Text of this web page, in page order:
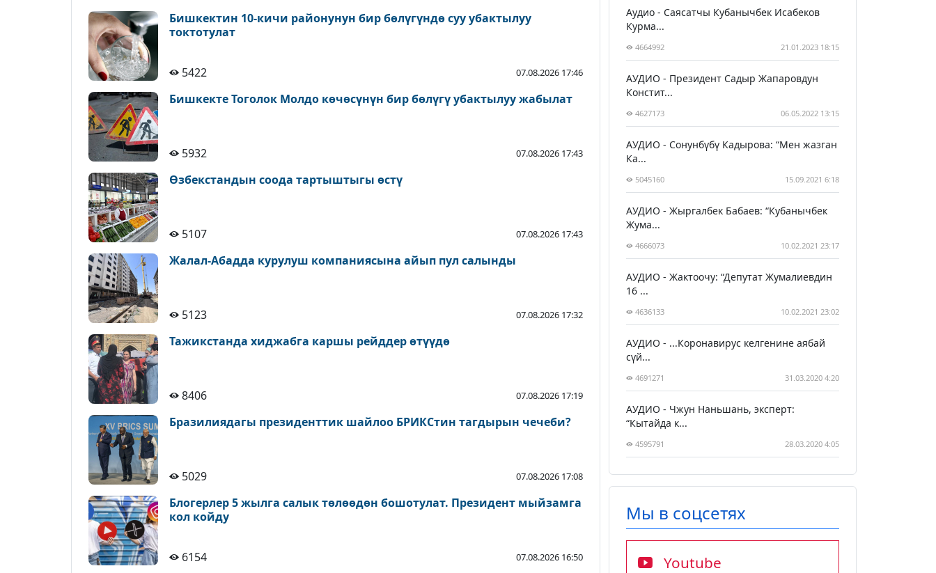
Бишкектин 10-кичи районунун бир бөлүгүндө суу убактылуу
токтотулат
5422 07.08.2026 17:46
Бишкекте Тоголок Молдо көчөсүнүн бир бөлүгү убактылуу жабылат
5932 07.08.2026 17:43
Өзбекстандын соода тартыштыгы өстү
5107 07.08.2026 17:43
Жалал-Абадда курулуш компаниясына айып пул салынды
5123 07.08.2026 17:32
Тажикстанда хиджабга каршы рейддер өтүүдө
8406 07.08.2026 17:19
Бразилиядагы президенттик шайлоо БРИКСтин тагдырын чечеби?
5029 07.08.2026 17:08
Блогерлер 5 жылга салык төлөөдөн бошотулат. Президент мыйзамга
кол койду
6154 07.08.2026 16:50
Аудио - Саясатчы Кубанычбек Исабеков
Курма...
4664992 21.01.2023 18:15
АУДИО - Президент Садыр Жапаровдун
Констит...
4627173 06.05.2022 13:15
АУДИО - Сонунбүбү Кадырова: “Мен жазган
Ка...
5045160 15.09.2021 6:18
АУДИО - Жыргалбек Бабаев: “Кубанычбек
Жума...
4666073 10.02.2021 23:17
АУДИО - Жактоочу: “Депутат Жумалиевдин
16 ...
4636133 10.02.2021 23:02
АУДИО - ...Коронавирус келгенине аябай
сүй...
4691271 31.03.2020 4:20
АУДИО - Чжун Наньшань, эксперт:
“Кытайда к...
4595791 28.03.2020 4:05
Мы в соцсетях
Youtube